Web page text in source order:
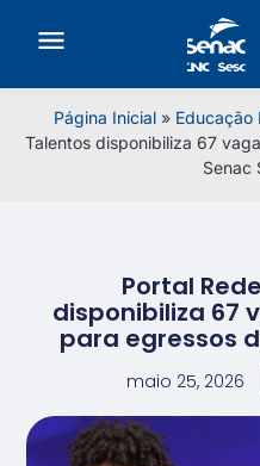
Página Inicial » Educação
Talentos disponibiliza 67
Senac
Portal
disponibiliza 67
para egressos
maio 25, 2026